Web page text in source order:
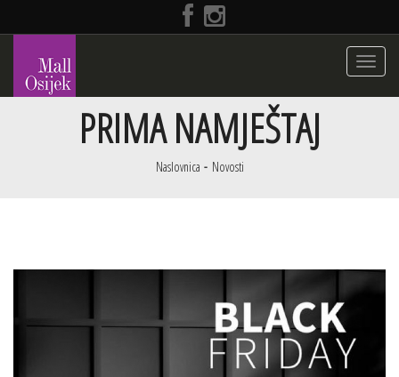
Toggle
PRIMA NAMJEŠTAJ
Naslovnica Novosti